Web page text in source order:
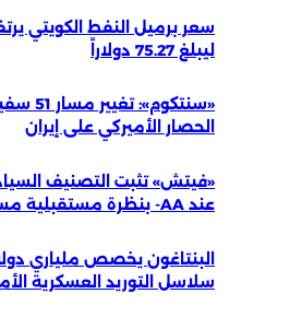
ليبلغ 75.27 دولاراً
الحصار الأميركي على إيران
«فيتش» تثبت التصنيف
عند AA- بنظرة مستقبلية مستقرة
البنتاغون يخصص ملياري
سلاسل التوريد العسكرية